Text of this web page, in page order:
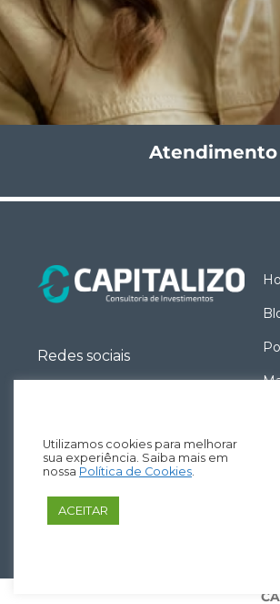
Atendimento
Redes sociais
Utilizamos cookies para melhorar
sua experiência. Saiba mais em
nossa Política de Cookies
ACEITAR